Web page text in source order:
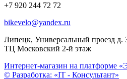
+7 920 244 72 72
bikevelo@yandex.ru
Липецк, Универсальный проезд д.
ТЦ Московский 2-й этаж
Интернет-магазин на платформе
© Разработка: «IT - Консультант»